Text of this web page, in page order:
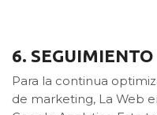
6.
Para la continua
de marketing, La Web